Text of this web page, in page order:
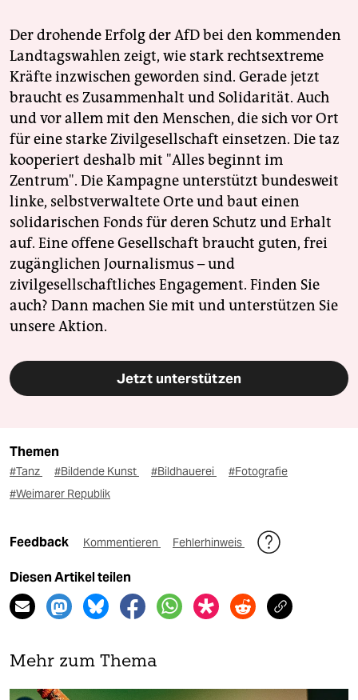
Der drohende Erfolg der AfD bei den kommenden
Landtagswahlen zeigt, wie stark rechtsextreme
Kräfte inzwischen geworden sind. Gerade jetzt
braucht es Zusammenhalt und Solidarität. Auch
und vor allem mit den Menschen, die sich vor Ort
für eine starke Zivilgesellschaft einsetzen. Die taz
kooperiert deshalb mit "Alles beginnt im
Zentrum". Die Kampagne unterstützt bundesweit
linke, selbstverwaltete Orte und baut einen
solidarischen Fonds für deren Schutz und Erhalt
auf. Eine offene Gesellschaft braucht guten, frei
zugänglichen Journalismus – und
zivilgesellschaftliches Engagement. Finden Sie
auch? Dann machen Sie mit und unterstützen Sie
unsere Aktion.
Jetzt unterstützen
Themen
#Tanz #Bildende Kunst #Bildhauerei
#Fotografie
#Weimarer Republik
Feedback Kommentieren Fehlerhinweis
Diesen Artikel teilen
Mehr zum Thema